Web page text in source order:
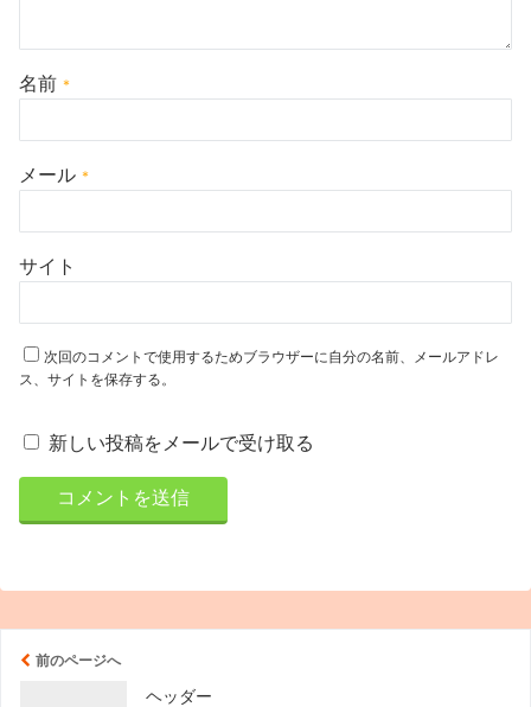
名前 *
メール *
サイト
次回のコメントで使用するためブラウザーに自分の名前、メールアドレ
ス、サイトを保存する。
新しい投稿をメールで受け取る
前のページへ
ヘッダー